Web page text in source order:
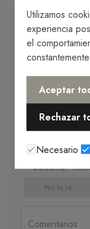
MÁS
Solicitar
No lo sé
Utilizamos
experiencia
el
Aceptar
Rechazar
Necesario